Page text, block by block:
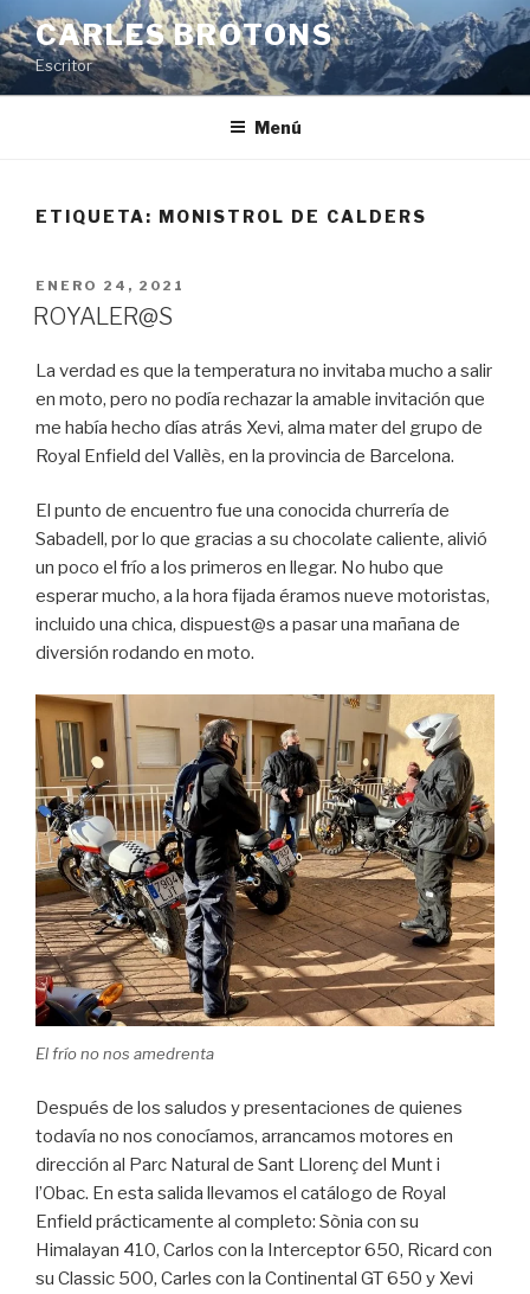
Saltar
al
contenido
CARLES BROTONS
Escritor
Menú
ETIQUETA: MONISTROL DE CALDERS
PUBLICADO
EL
ENERO 24, 2021
ROYALER@S
La verdad es que la temperatura no invitaba mucho a salir
en moto, pero no podía rechazar la amable invitación que
me había hecho días atrás Xevi, alma mater del grupo de
Royal Enfield del Vallès, en la provincia de Barcelona.
El punto de encuentro fue una conocida churrería de
Sabadell, por lo que gracias a su chocolate caliente, alivió
un poco el frío a los primeros en llegar. No hubo que
esperar mucho, a la hora fijada éramos nueve motoristas,
incluido una chica, dispuest@s a pasar una mañana de
diversión rodando en moto.
El frío no nos amedrenta
Después de los saludos y presentaciones de quienes
todavía no nos conocíamos, arrancamos motores en
dirección al Parc Natural de Sant Llorenç del Munt i
l’Obac. En esta salida llevamos el catálogo de Royal
Enfield prácticamente al completo: Sònia con su
Himalayan 410, Carlos con la Interceptor 650, Ricard con
su Classic 500, Carles con la Continental GT 650 y Xevi